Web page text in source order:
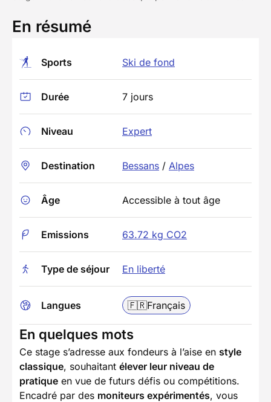
En résumé
Sports Ski de fond
Durée 7 jours
Niveau Expert
Destination Bessans / Alpes
Âge Accessible à tout âge
Emissions 63.72 kg CO2
Type de séjour En liberté
Langues 🇫🇷Français
En quelques mots
Ce stage s’adresse aux fondeurs à l’aise en style
classique, souhaitant élever leur niveau de
pratique en vue de futurs défis ou compétitions.
Encadré par des moniteurs expérimentés, vous